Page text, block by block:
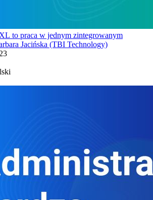
to praca w jednym zintegrowanym
Jacińska (TBI Technology)